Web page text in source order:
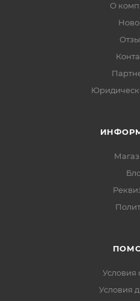
О
Условия
Условия